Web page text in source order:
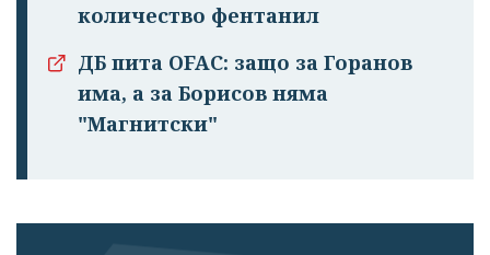
количество фентанил
ДБ пита OFAC: защо за Горанов
има, а за Борисов няма
"Магнитски"